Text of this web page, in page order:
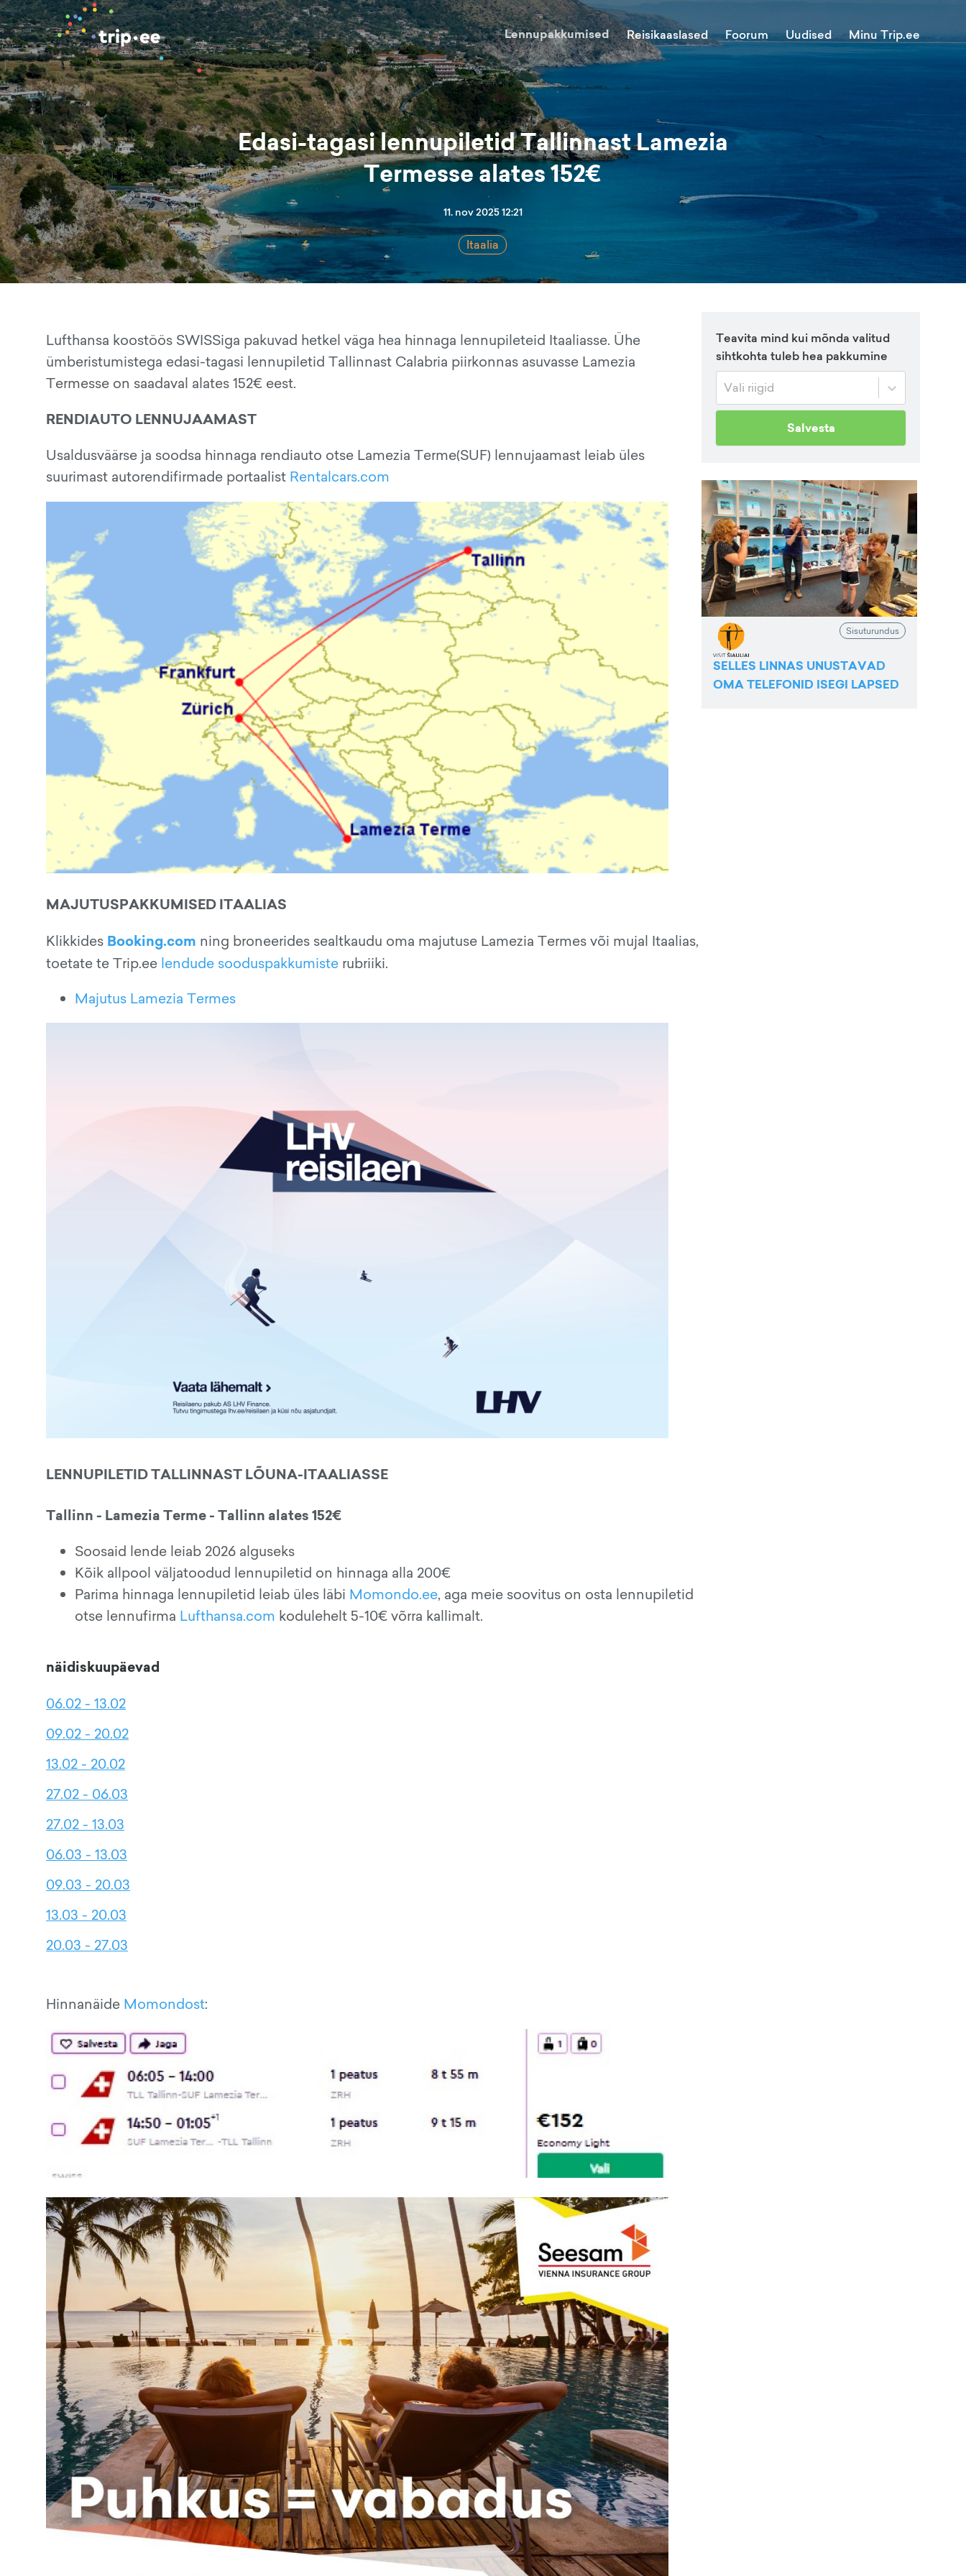
Lennupakkumised Reisikaaslased Foorum Uudised Minu Trip.ee
Edasi-tagasi lennupiletid Tallinnast Lamezia
Termesse alates 152€
11. nov 2025 12:21
Itaalia
Lufthansa koostöös SWISSiga pakuvad hetkel väga hea hinnaga lennupileteid Itaaliasse. Ühe
ümberistumistega edasi-tagasi lennupiletid Tallinnast Calabria piirkonnas asuvasse Lamezia
Termesse on saadaval alates 152€ eest.
RENDIAUTO LENNUJAAMAST
Usaldusväärse ja soodsa hinnaga rendiauto otse Lamezia Terme(SUF) lennujaamast leiab üles
suurimast autorendifirmade portaalist Rentalcars.com
MAJUTUSPAKKUMISED ITAALIAS
Klikkides Booking.com ning broneerides sealtkaudu oma majutuse Lamezia Termes või mujal Itaalias,
toetate te Trip.ee lendude sooduspakkumiste rubriiki.
Majutus Lamezia Termes
LENNUPILETID TALLINNAST LÕUNA-ITAALIASSE
Tallinn - Lamezia Terme - Tallinn alates 152€
Soosaid lende leiab 2026 alguseks
Kõik allpool väljatoodud lennupiletid on hinnaga alla 200€
Parima hinnaga lennupiletid leiab üles läbi Momondo.ee, aga meie soovitus on osta lennupiletid
otse lennufirma Lufthansa.com kodulehelt 5-10€ võrra kallimalt.
näidiskuupäevad
06.02 - 13.02
09.02 - 20.02
13.02 - 20.02
27.02 - 06.03
27.02 - 13.03
06.03 - 13.03
09.03 - 20.03
13.03 - 20.03
20.03 - 27.03
Hinnanäide Momondost:
Teavita mind kui mõnda valitud
sihtkohta tuleb hea pakkumine
Vali riigid
Salvesta
Sisuturundus
SELLES LINNAS UNUSTAVAD
OMA TELEFONID ISEGI LAPSED